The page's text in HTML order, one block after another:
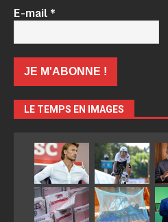
E-mail*
LE TEMPS EN IMAGES